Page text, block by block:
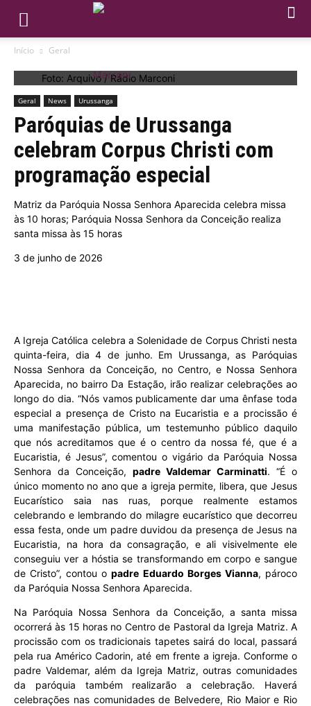
Início Geral
Foto: Arquivo / Rádio Marconi
Geral News Urussanga
Paróquias de Urussanga
celebram Corpus Christi com
programação especial
Matriz da Paróquia Nossa Senhora Aparecida celebra missa
às 10 horas; Paróquia Nossa Senhora da Conceição realiza
santa missa às 15 horas
3 de junho de 2026
A Igreja Católica celebra a Solenidade de Corpus Christi nesta
quinta-feira, dia 4 de junho. Em Urussanga, as Paróquias
Nossa Senhora da Conceição, no Centro, e Nossa Senhora
Aparecida, no bairro Da Estação, irão realizar celebrações ao
longo do dia. “Nós vamos publicamente dar uma ênfase toda
especial a presença de Cristo na Eucaristia e a procissão é
uma manifestação pública, um testemunho público daquilo
que nós acreditamos que é o centro da nossa fé, que é a
Eucaristia, é Jesus”, comentou o vigário da Paróquia Nossa
Senhora da Conceição, padre Valdemar Carminatti. “É o
único momento no ano que a igreja permite, libera, que Jesus
Eucarístico saia nas ruas, porque realmente estamos
celebrando e lembrando do milagre eucarístico que decorreu
essa festa, onde um padre duvidou da presença de Jesus na
Eucaristia, na hora da consagração, e ali visivelmente ele
conseguiu ver a hóstia se transformando em corpo e sangue
de Cristo”, contou o padre Eduardo Borges Vianna, pároco
da Paróquia Nossa Senhora Aparecida.
Na Paróquia Nossa Senhora da Conceição, a santa missa
ocorrerá às 15 horas no Centro de Pastoral da Igreja Matriz. A
procissão com os tradicionais tapetes sairá do local, passará
pela rua Américo Cadorin, até em frente a igreja. Conforme o
padre Valdemar, além da Igreja Matriz, outras comunidades
da paróquia também realizarão a celebração. Haverá
celebrações nas comunidades de Belvedere, Rio Maior e Rio